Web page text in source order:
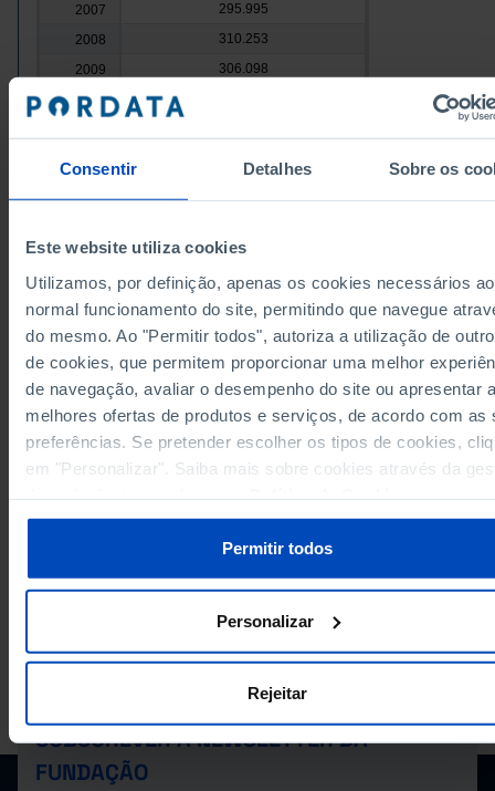
Consentir Detalhes Sobre os
Este website utiliza cookies
Utilizamos, por definição, apenas os cookies necessários ao
normal funcionamento do site, permitindo que navegue
do mesmo. Ao "Permitir todos", autoriza a utilização de
de cookies, que permitem proporcionar uma melhor
de navegação, avaliar o desempenho do site ou apresentar
melhores ofertas de produtos e serviços, de acordo com as
preferências. Se pretender escolher os tipos de cookies,
em "Personalizar". Saiba mais sobre cookies através da
Permitir todos
Personalizar
Rejeitar
2007
295.995
2008
310.253
2009
306.098
2010
2015
359.532
2016
368.083
2017
411.799
2018
428.457
2019
448.316
2020
446.477
2024
(R)647.630
Fontes/Entidades: INE, PORDATA
Última actualização: 2026-02-16
RELACIONADOS
Investimento das empresas: total e por domínios de gestão e proteção do
Área ardida e incêndios rurais em Portugal Continental em Portugal
A PORDATA É UM PROJETO DA FUNDAÇÃO FRANCISCO MANUEL DOS
SUBSCREVER A NEWSLETTER DA
FUNDAÇÃO